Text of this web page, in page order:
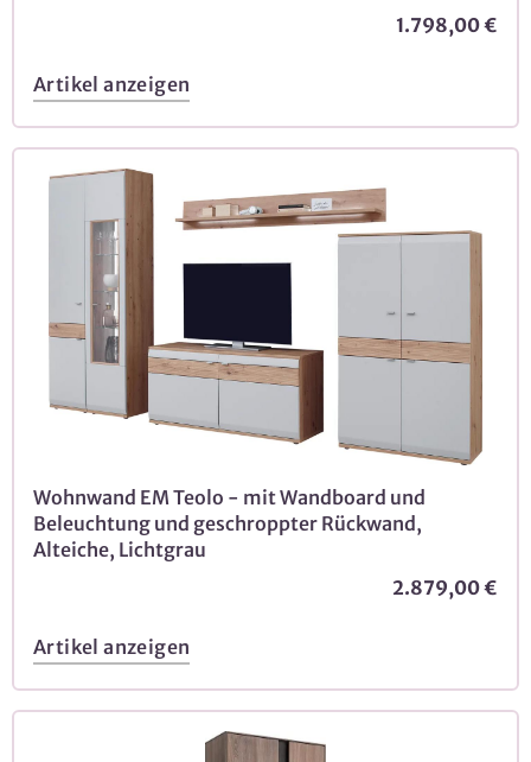
1.798,00 €
Artikel anzeigen
Wohnwand EM Teolo - mit Wandboard und
Beleuchtung und geschroppter Rückwand,
Alteiche, Lichtgrau
2.879,00 €
Artikel anzeigen